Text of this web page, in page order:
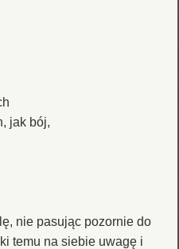
jak bój,
nie pasując pozornie do
temu na siebie uwagę i